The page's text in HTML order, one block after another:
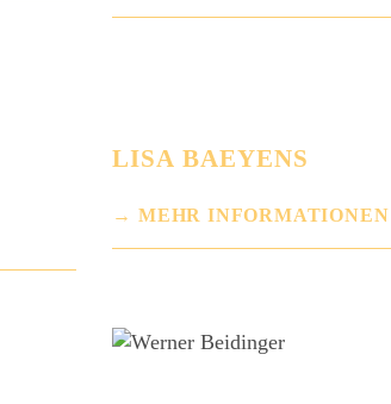
LISA BAEYENS
MEHR INFORMATIONEN